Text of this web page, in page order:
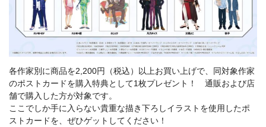
各作家別に商品を2,200円（税込）以上お買い上げで、同対象作家
のポストカードを購入特典として1枚プレゼント！ 通販および店
舗で購入した方が対象です。
ここでしか手に入らない貴重な描き下ろしイラストを使用したポ
ストカードを、ぜひゲットしてください！